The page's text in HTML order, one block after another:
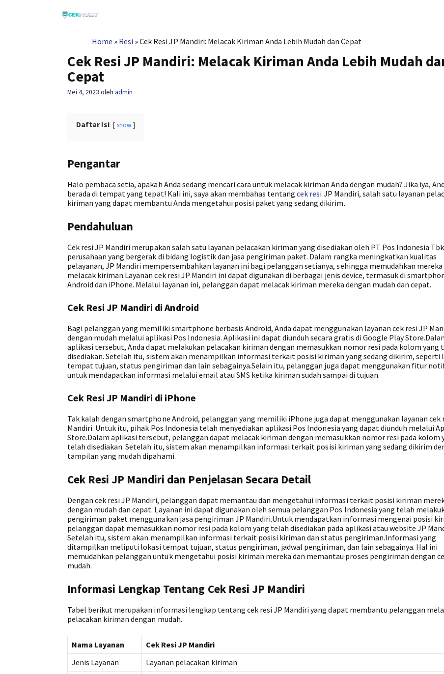
Home » Resi »Cek Resi JP Mandiri: Melacak Kiriman Anda Lebih Mudah dan Cepat
Cek Resi JP Mandiri: Melacak Kiriman Anda Lebih Mudah
Cepat
Mei 4, 2023 oleh admin
Daftar Isi show
Pengantar
Halo pembaca setia, apakah Anda sedang mencari cara untuk melacak kiriman Anda dengan mudah? Jika iya,
berada di tempat yang tepat! Kali ini, saya akan membahas tentangcek resi JP Mandiri, salah satu layanan
kiriman yang dapat membantu Anda mengetahui posisi paket yang sedang dikirim.
Pendahuluan
Cek resi JP Mandiri merupakan salah satu layanan pelacakan kiriman yang disediakan oleh PT Pos Indonesia
perusahaan yang bergerak di bidang logistik dan jasa pengiriman paket. Dalam rangka meningkatkan kualitas
pelayanan, JP Mandiri mempersembahkan layanan ini bagi pelanggan setianya, sehingga memudahkan
melacak kiriman.Layanan cek resi JP Mandiri ini dapat digunakan di berbagai jenis device, termasuk di
Android dan iPhone. Melalui layanan ini, pelanggan dapat melacak kiriman mereka dengan mudah dan cepat.
Cek Resi JP Mandiri di Android
Bagi pelanggan yang memiliki smartphone berbasis Android, Anda dapat menggunakan layanan cek resi JP
dengan mudah melalui aplikasi Pos Indonesia. Aplikasi ini dapat diunduh secara gratis di Google Play
aplikasi tersebut, Anda dapat melakukan pelacakan kiriman dengan memasukkan nomor resi pada kolom yang
disediakan. Setelah itu, sistem akan menampilkan informasi terkait posisi kiriman yang sedang dikirim, seperti
tempat tujuan, status pengiriman dan lain sebagainya.Selain itu, pelanggan juga dapat menggunakan fitur
untuk mendapatkan informasi melalui email atau SMS ketika kiriman sudah sampai di tujuan.
Cek Resi JP Mandiri di iPhone
Tak kalah dengan smartphone Android, pelanggan yang memiliki iPhone juga dapat menggunakan layanan cek
Mandiri. Untuk itu, pihak Pos Indonesia telah menyediakan aplikasi Pos Indonesia yang dapat diunduh melalui
Store.Dalam aplikasi tersebut, pelanggan dapat melacak kiriman dengan memasukkan nomor resi pada kolom
telah disediakan. Setelah itu, sistem akan menampilkan informasi terkait posisi kiriman yang sedang dikirim
tampilan yang mudah dipahami.
Cek Resi JP Mandiri dan Penjelasan Secara Detail
Dengan cek resi JP Mandiri, pelanggan dapat memantau dan mengetahui informasi terkait posisi kiriman
dengan mudah dan cepat. Layanan ini dapat digunakan oleh semua pelanggan Pos Indonesia yang telah
pengiriman paket menggunakan jasa pengiriman JP Mandiri.Untuk mendapatkan informasi mengenai posisi
pelanggan dapat memasukkan nomor resi pada kolom yang telah disediakan pada aplikasi atau website JP
Setelah itu, sistem akan menampilkan informasi terkait posisi kiriman dan status pengiriman.Informasi yang
ditampilkan meliputi lokasi tempat tujuan, status pengiriman, jadwal pengiriman, dan lain sebagainya. Hal ini
memudahkan pelanggan untuk mengetahui posisi kiriman mereka dan memantau proses pengiriman dengan
mudah.
Informasi Lengkap Tentang Cek Resi JP Mandiri
Tabel berikut merupakan informasi lengkap tentang cek resi JP Mandiri yang dapat membantu pelanggan
pelacakan kiriman dengan mudah.
Nama Layanan
Cek Resi JP Mandiri
Jenis Layanan
Layanan pelacakan kiriman